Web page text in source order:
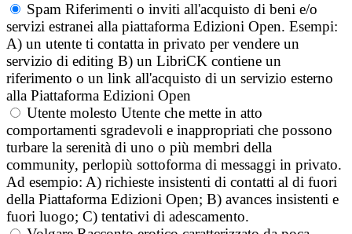
Spam Riferimenti o inviti all'acquisto di beni e/o
servizi estranei alla piattaforma Edizioni Open. Esempi:
A) un utente ti contatta in privato per vendere un
servizio di editing B) un LibriCK contiene un
riferimento o un link all'acquisto di un servizio esterno
alla Piattaforma Edizioni Open
Utente molesto Utente che mette in atto
comportamenti sgradevoli e inappropriati che possono
turbare la serenità di uno o più membri della
community, perlopiù sottoforma di messaggi in privato.
Ad esempio: A) richieste insistenti di contatti al di fuori
della Piattaforma Edizioni Open; B) avances insistenti e
fuori luogo; C) tentativi di adescamento.